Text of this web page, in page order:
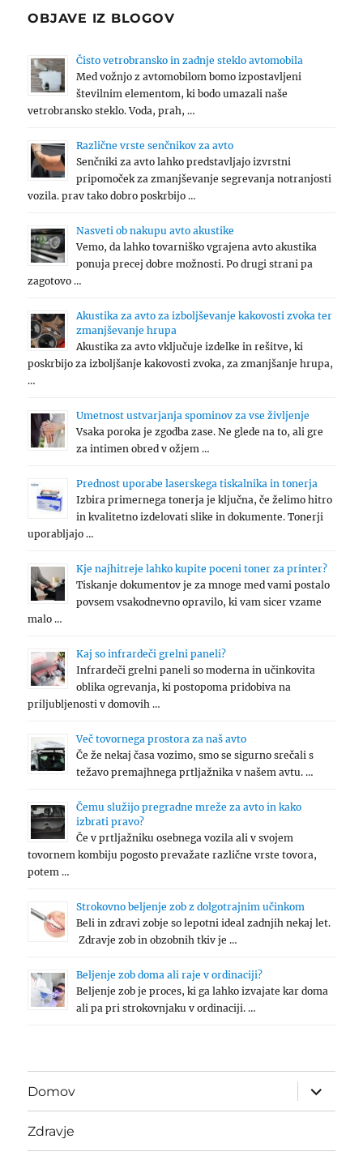
OBJAVE IZ BLOGOV
Čisto vetrobransko in zadnje steklo avtomobila
Med vožnjo z avtomobilom bomo izpostavljeni
številnim elementom, ki bodo umazali naše
vetrobransko steklo. Voda, prah, …
Različne vrste senčnikov za avto
Senčniki za avto lahko predstavljajo izvrstni
pripomoček za zmanjševanje segrevanja notranjosti
vozila. prav tako dobro poskrbijo …
Nasveti ob nakupu avto akustike
Vemo, da lahko tovarniško vgrajena avto akustika
ponuja precej dobre možnosti. Po drugi strani pa
zagotovo …
Akustika za avto za izboljševanje kakovosti zvoka ter
zmanjševanje hrupa
Akustika za avto vključuje izdelke in rešitve, ki
poskrbijo za izboljšanje kakovosti zvoka, za zmanjšanje hrupa,
…
Umetnost ustvarjanja spominov za vse življenje
Vsaka poroka je zgodba zase. Ne glede na to, ali gre
za intimen obred v ožjem …
Prednost uporabe laserskega tiskalnika in tonerja
Izbira primernega tonerja je ključna, če želimo hitro
in kvalitetno izdelovati slike in dokumente. Tonerji
uporabljajo …
Kje najhitreje lahko kupite poceni toner za printer?
Tiskanje dokumentov je za mnoge med vami postalo
povsem vsakodnevno opravilo, ki vam sicer vzame
malo …
Kaj so infrardeči grelni paneli?
Infrardeči grelni paneli so moderna in učinkovita
oblika ogrevanja, ki postopoma pridobiva na
priljubljenosti v domovih …
Več tovornega prostora za naš avto
Če že nekaj časa vozimo, smo se sigurno srečali s
težavo premajhnega prtljažnika v našem avtu. …
Čemu služijo pregradne mreže za avto in kako
izbrati pravo?
Če v prtljažniku osebnega vozila ali v svojem
tovornem kombiju pogosto prevažate različne vrste tovora,
potem …
Strokovno beljenje zob z dolgotrajnim učinkom
Beli in zdravi zobje so lepotni ideal zadnjih nekaj let.
Zdravje zob in obzobnih tkiv je …
Beljenje zob doma ali raje v ordinaciji?
Beljenje zob je proces, ki ga lahko izvajate kar doma
ali pa pri strokovnjaku v ordinaciji. …
Domov
expand
child
menu
Zdravje